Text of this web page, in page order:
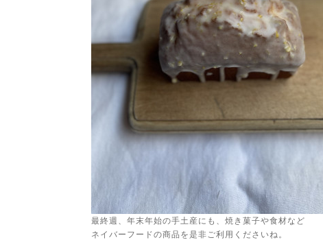
最終週、年末年始の手土産にも、焼き菓子や食材など
ネイバーフードの商品を是非ご利用くださいね。